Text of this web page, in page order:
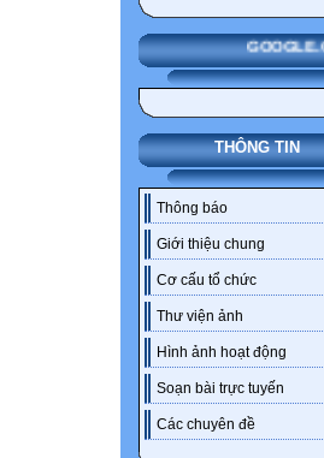
GOOGLE.COM
THÔNG TIN
Thông báo
Giới thiệu chung
Cơ cấu tổ chức
Thư viện ảnh
Hình ảnh hoạt động
Soạn bài trực tuyến
Các chuyên đề